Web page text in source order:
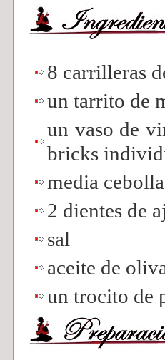
8 carrilleras
un tarrito de
un vaso de
bricks
media cebolla
2 dientes de
sal
aceite de
un trocito de